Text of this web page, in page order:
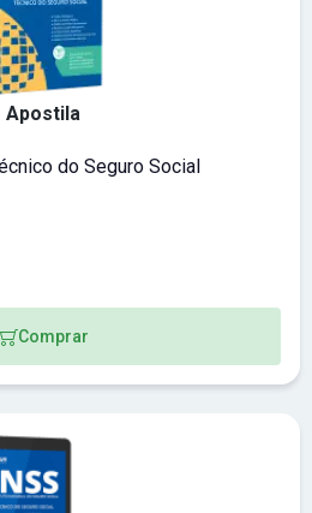
Apostila
do Seguro Social
Comprar